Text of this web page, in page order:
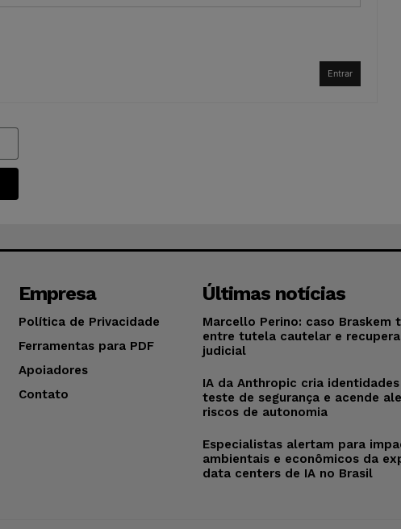
Entrar
Empresa
Política de Privacidade
Ferramentas para PDF
Apoiadores
Contato
Últimas notícias
Marcello Perino: caso Braskem
entre tutela cautelar e
judicial
IA da Anthropic cria
teste de segurança e acende
riscos de autonomia
Especialistas alertam para
ambientais e econômicos da
data centers de IA no Brasil